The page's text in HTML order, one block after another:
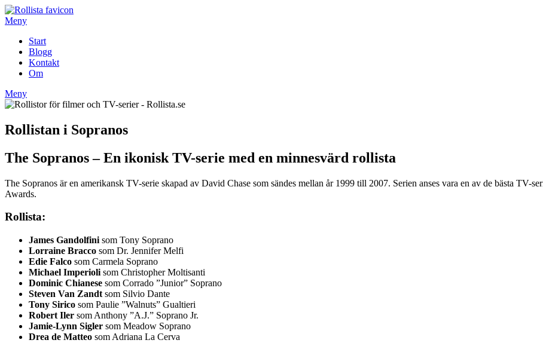
Hoppa
till
Meny
Start
Blogg
Kontakt
Om
Meny
Rollistan i Sopranos
The Sopranos – En ikonisk TV-serie med en minnesvärd rollista
The Sopranos är en amerikansk TV-serie skapad av David Chase som sändes mellan år 1999 till 2007. Serien anses vara en av de bästa TV-
Awards.
Rollista:
James Gandolfini som Tony Soprano
Lorraine Bracco som Dr. Jennifer Melfi
Edie Falco som Carmela Soprano
Michael Imperioli som Christopher Moltisanti
Dominic Chianese som Corrado ”Junior” Soprano
Steven Van Zandt som Silvio Dante
Tony Sirico som Paulie ”Walnuts” Gualtieri
Robert Iler som Anthony ”A.J.” Soprano Jr.
Jamie-Lynn Sigler som Meadow Soprano
Drea de Matteo som Adriana La Cerva